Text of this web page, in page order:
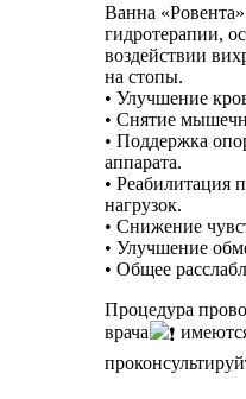
Ванна
гидротерапии,
воздействии
на стопы.
• Улучшение
• Снятие
• Поддержка
аппарата.
• Реабилитация
нагрузок.
• Снижение
• Улучшение
• Общее
Процедура
врача